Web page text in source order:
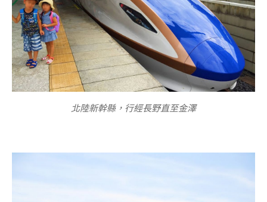
北陸新幹縣，行經長野直至金澤